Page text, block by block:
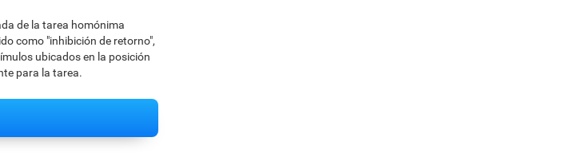
de la tarea homónima
como "inhibición de retorno",
ubicados en la posición
para la tarea.